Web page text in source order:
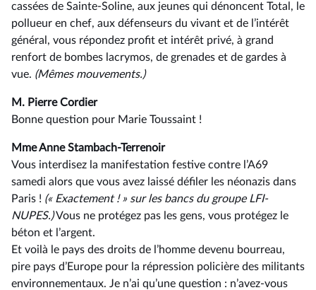
cassées de Sainte-Soline, aux jeunes qui dénoncent Total, le
pollueur en chef, aux défenseurs du vivant et de l’intérêt
général, vous répondez profit et intérêt privé, à grand
renfort de bombes lacrymos, de grenades et de gardes à
vue. (Mêmes mouvements.)
M. Pierre Cordier
Bonne question pour Marie Toussaint !
Mme Anne Stambach-Terrenoir
Vous interdisez la manifestation festive contre l’A69
samedi alors que vous avez laissé défiler les néonazis dans
Paris ! (« Exactement ! » sur les bancs du groupe LFI-
NUPES.)Vous ne protégez pas les gens, vous protégez le
béton et l’argent.
Et voilà le pays des droits de l’homme devenu bourreau,
pire pays d’Europe pour la répression policière des militants
environnementaux. Je n’ai qu’une question : n’avez-vous